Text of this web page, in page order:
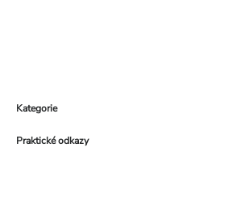
Kategorie
Praktické odkazy